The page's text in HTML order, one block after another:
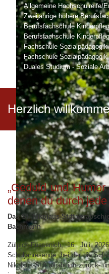
Allgemeine Hochschulreife/
Zweijährige höhere
Berufsfachschule
Berufsfachschule
Fachschule
Fachschule
Duales Studium - Soziale
Herzlich
„Geduld und
denen du durch
Das St.-Nikolaus-Stift
Bachmann
Zülpich-Füssenich, 16. Juli
Schuljahresende, bei der die
Nikolaus-Stift alljährlich zurück-